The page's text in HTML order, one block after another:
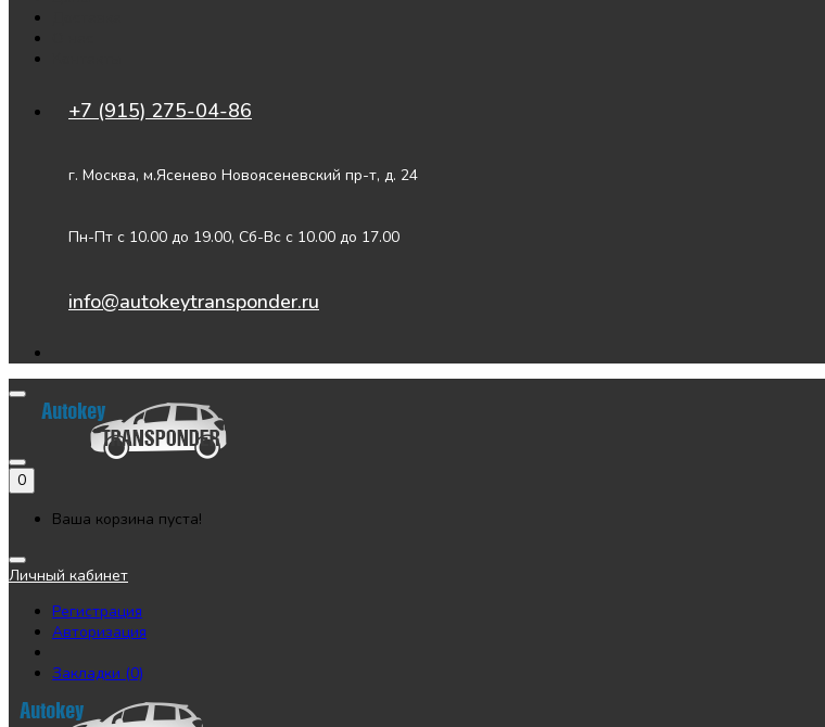
+7 (915) 275-04-86
г. Москва, м.Ясенево Новоясеневский пр-т, д. 24
Пн-Пт с 10.00 до 19.00, Сб-Вс с 10.00 до 17.00
info@autokeytransponder.ru
0
Ваша корзина пуста!
Личный кабинет
Регистрация
Авторизация
Закладки (0)